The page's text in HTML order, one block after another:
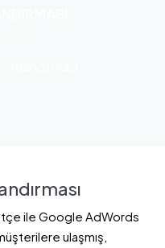
ile Google AdWords
ulaşmış,